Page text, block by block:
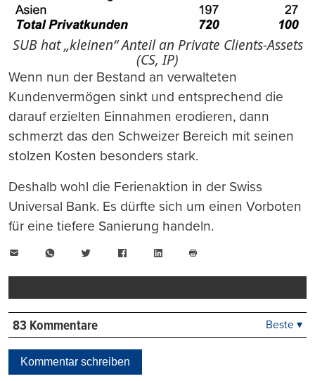
SUB hat „kleinen“ Anteil an Private Clients-Assets
(CS, IP)
Wenn nun der Bestand an verwalteten
Kundenvermögen sinkt und entsprechend die
darauf erzielten Einnahmen erodieren, dann
schmerzt das den Schweizer Bereich mit seinen
stolzen Kosten besonders stark.
Deshalb wohl die Ferienaktion in der Swiss
Universal Bank. Es dürfte sich um einen Vorboten
für eine tiefere Sanierung handeln.
WhatsAppTwitter FacebookLinkedIn
drucken
83 Kommentare Beste ▾
Kommentar schreiben